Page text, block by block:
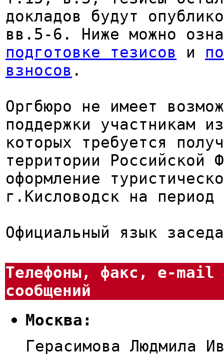
докладов будут
вв.5-6. Ниже можно
подготовке тезисов и
взносов .
Оргбюро не имеет
поддержки участникам
которых требуется
территории Российской
оформление
г.Кисловодск на период
Официальный язык
Телефоны, факс, e-mail
сообщений
Москва:
Герасимова Людмила